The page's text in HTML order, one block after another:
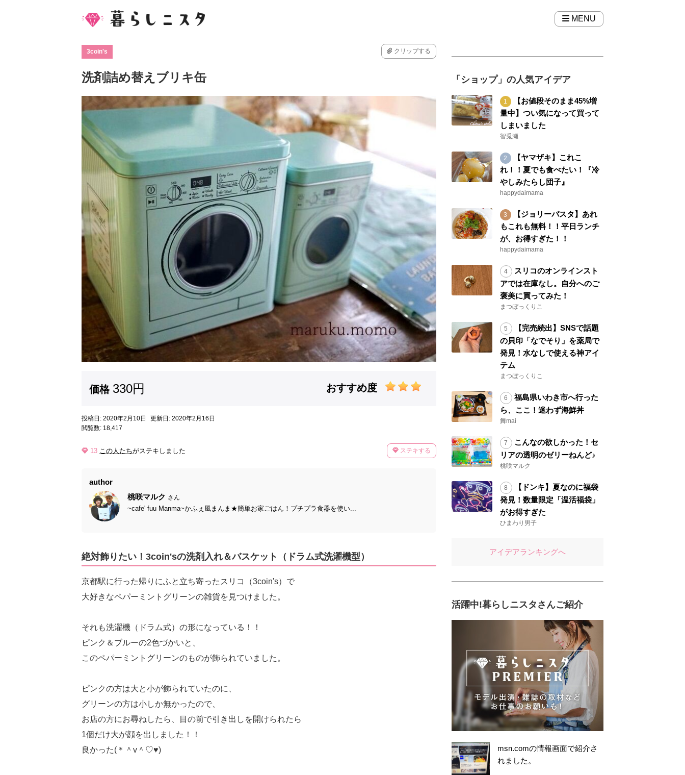
MENU
3coin's クリップする
洗剤詰め替えブリキ缶
価格 330円 おすすめ度
投稿日: 2020年2月10日
更新日: 2020年2月16日
閲覧数: 18,417
13 この人たちがステキしました ステキする
author
桃咲マルク さん
~cafe' fuu Manma~かふぇ風まんま★簡単お家ごはん！プチプラ食器を使い...
絶対飾りたい！3coin'sの洗剤入れ＆バスケット（ドラム式洗濯機型）
京都駅に行った帰りにふと立ち寄ったスリコ（3coin's）で
大好きなペパーミントグリーンの雑貨を見つけました。
それも洗濯機（ドラム式）の形になっている！！
ピンク＆ブルーの2色づかいと、
このペパーミントグリーンのものが飾られていました。
ピンクの方は大と小が飾られていたのに、
グリーンの方は小しか無かったので、
お店の方にお尋ねしたら、目の前で引き出しを開けられたら
1個だけ大が顔を出しました！！
良かった(＊＾v＾♡♥)
「ショップ」の人気アイデア
【お値段そのまま45%増
量中】つい気になって買って
しまいました
智兎瀬
【ヤマザキ】これこ
れ！！夏でも食べたい！『冷
やしみたらし団子』
happydaimama
【ジョリーパスタ】あれ
もこれも無料！！平日ランチ
が、お得すぎた！！
happydaimama
スリコのオンラインスト
アでは在庫なし。自分へのご
褒美に買ってみた！
まつぼっくりこ
【完売続出】SNSで話題
の貝印「なでそり」を薬局で
発見！水なしで使える神アイ
テム
まつぼっくりこ
福島県いわき市へ行った
ら、ここ！迷わず海鮮丼
舞mai
こんなの欲しかった！セ
リアの透明のゼリーねんど♪
桃咲マルク
【ドンキ】夏なのに福袋
発見！数量限定「温活福袋」
がお得すぎた
ひまわり男子
アイデアランキングへ
活躍中!暮らしニスタさんご紹介
msn.comの情報画面で紹介さ
れました。